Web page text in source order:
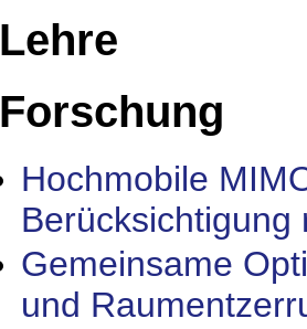
Lehre
Forschung
Hochmobile
Berücksichtigung
Gemeinsame
und